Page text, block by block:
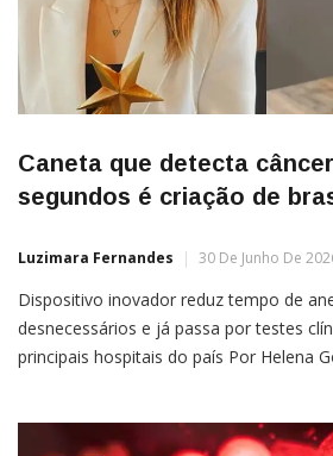
Caneta que detecta
segundos é criação de
Luzimara Fernandes 30 De Junho De
Dispositivo inovador reduz tempo de
desnecessários e já passa por testes
principais hospitais do país Por Helena
professora na Baylor College of